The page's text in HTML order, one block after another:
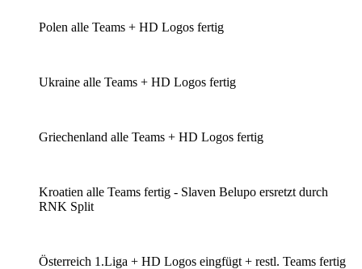
Polen alle Teams + HD Logos fertig
Ukraine alle Teams + HD Logos fertig
Griechenland alle Teams + HD Logos fertig
Kroatien alle Teams fertig - Slaven Belupo ersretzt durch
RNK Split
Österreich 1.Liga + HD Logos eingfügt + restl. Teams fertig